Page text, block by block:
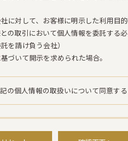
に対して、お客様に明示した利用目
の取引において個人情報を委託す
を請け負う会社）
づいて開示を求められた場合。
の個人情報の取扱いについて同意する